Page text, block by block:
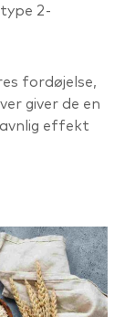
2-
fordøjelse,
giver de en
effekt